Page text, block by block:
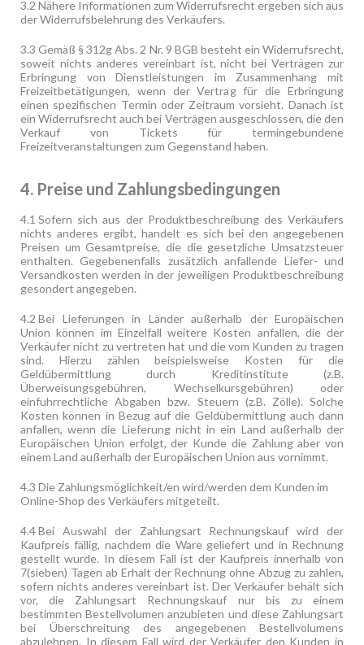
3.2 Nähere Informationen zum Widerrufsrecht ergeben sich aus
der Widerrufsbelehrung des Verkäufers.
3.3 Gemäß § 312g Abs. 2 Nr. 9 BGB besteht ein Widerrufsrecht,
soweit nichts anderes vereinbart ist, nicht bei Verträgen zur
Erbringung von Dienstleistungen im Zusammenhang mit
Freizeitbetätigungen, wenn der Vertrag für die Erbringung
einen spezifischen Termin oder Zeitraum vorsieht. Danach ist
ein Widerrufsrecht auch bei Verträgen ausgeschlossen, die den
Verkauf von Tickets für termingebundene
Freizeitveranstaltungen zum Gegenstand haben.
4. Preise und Zahlungsbedingungen
4.1 Sofern sich aus der Produktbeschreibung des Verkäufers
nichts anderes ergibt, handelt es sich bei den angegebenen
Preisen um Gesamtpreise, die die gesetzliche Umsatzsteuer
enthalten. Gegebenenfalls zusätzlich anfallende Liefer- und
Versandkosten werden in der jeweiligen Produktbeschreibung
gesondert angegeben.
4.2 Bei Lieferungen in Länder außerhalb der Europäischen
Union können im Einzelfall weitere Kosten anfallen, die der
Verkäufer nicht zu vertreten hat und die vom Kunden zu tragen
sind. Hierzu zählen beispielsweise Kosten für die
Geldübermittlung durch Kreditinstitute (z.B.
Überweisungsgebühren, Wechselkursgebühren) oder
einfuhrrechtliche Abgaben bzw. Steuern (z.B. Zölle). Solche
Kosten können in Bezug auf die Geldübermittlung auch dann
anfallen, wenn die Lieferung nicht in ein Land außerhalb der
Europäischen Union erfolgt, der Kunde die Zahlung aber von
einem Land außerhalb der Europäischen Union aus vornimmt.
4.3 Die Zahlungsmöglichkeit/en wird/werden dem Kunden im
Online-Shop des Verkäufers mitgeteilt.
4.4Bei Auswahl der Zahlungsart Rechnungskauf wird der
Kaufpreis fällig, nachdem die Ware geliefert und in Rechnung
gestellt wurde. In diesem Fall ist der Kaufpreis innerhalb von
7(sieben) Tagen ab Erhalt der Rechnung ohne Abzug zu zahlen,
sofern nichts anderes vereinbart ist. Der Verkäufer behält sich
vor, die Zahlungsart Rechnungskauf nur bis zu einem
bestimmten Bestellvolumen anzubieten und diese Zahlungsart
bei Überschreitung des angegebenen Bestellvolumens
abzulehnen. In diesem Fall wird der Verkäufer den Kunden in